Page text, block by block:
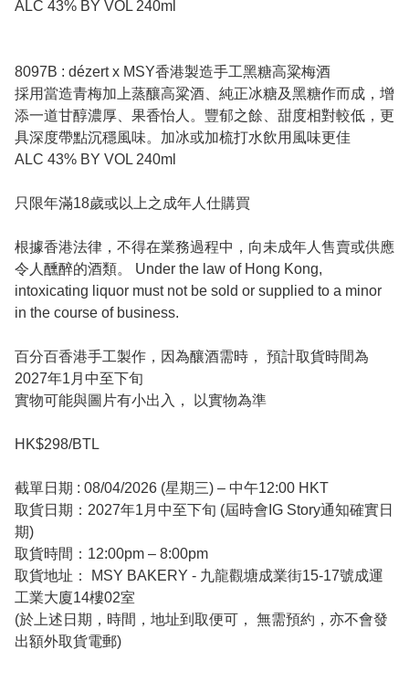
ALC 43% BY VOL 240ml
8097B : dézert x MSY香港製造手工黑糖高粱梅酒
採用當造青梅加上蒸釀高粱酒、純正冰糖及黑糖作而成，增
添一道甘醇濃厚、果香怡人。豐郁之餘、甜度相對較低，更
具深度帶點沉穩風味。加冰或加梳打水飲用風味更佳
ALC 43% BY VOL 240ml
只限年滿18歲或以上之成年人仕購買
根據香港法律，不得在業務過程中，向未成年人售賣或供應
令人醺醉的酒類。 Under the law of Hong Kong,
intoxicating liquor must not be sold or supplied to a minor
in the course of business.
百分百香港手工製作，因為釀酒需時， 預計取貨時間為
2027年1月中至下旬
實物可能與圖片有小出入， 以實物為準
HK$298/BTL
截單日期 : 08/04/2026 (星期三) – 中午12:00 HKT
取貨日期：2027年1月中至下旬 (屆時會IG Story通知確實日
期)
取貨時間：12:00pm – 8:00pm
取貨地址： MSY BAKERY - 九龍觀塘成業街15-17號成運
工業大廈14樓02室
(於上述日期，時間，地址到取便可， 無需預約，亦不會發
出額外取貨電郵)